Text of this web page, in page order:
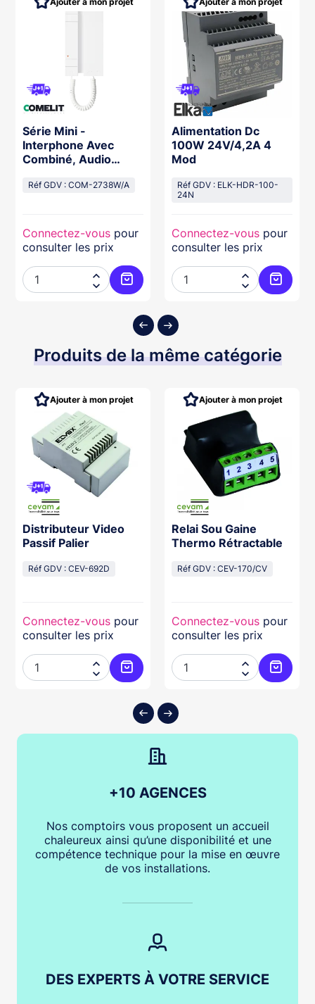
au panier
Série Mini -
Interphone Avec
Combiné, Audio
Boutons, Borne
Réf GDV : COM-2738W/A
Connectez-vous pour
consulter les prix


Ajouter au panier
Alimentation Dc
100W 24V/4,2A 4
Mod
Réf GDV : ELK-HDR-100-
24N
Connectez-vous pour
consulter les prix


Produits de la même catégorie
au panier
Distributeur Video
Passif Palier
Réf GDV : CEV-692D
Connectez-vous pour
consulter les prix


Ajouter au panier
Ajouter à mon projet
Relai Sou Gaine
Thermo Rétractable
Réf GDV : CEV-170/CV
Connectez-vous pour
consulter les prix


Ajouter à mon projet
+10 AGENCES
Nos comptoirs vous proposent un accueil
chaleureux ainsi qu’une disponibilité et une
compétence technique pour la mise en œuvre
de vos installations.
DES EXPERTS À VOTRE SERVICE